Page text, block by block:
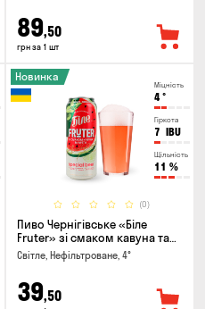
89,50
грн за 1 шт
Міцність
4°
Гіркота
7 IBU
Щільність
11 %
(0)
Новинка
Пиво Чернігівське «Біле
Fruter» зі смаком кавуна та
м'яти 0.5л
Світле, Нефільтроване, 4°
39,50